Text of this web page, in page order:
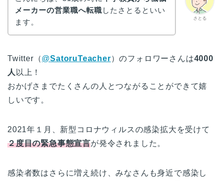
さとる
メーカーの営業職へ転職 したさとるといい
ます。
Twitter（@SatoruTeacher）のフォロワーさんは4000
人 以上！
おかげさまでたくさんの人とつながることができて嬉
しいです。
2021年１月、新型コロナウィルスの感染拡大を受けて
２度目の緊急事態宣言が発令されました。
感染者数はさらに増え続け、みなさんも身近で感染し